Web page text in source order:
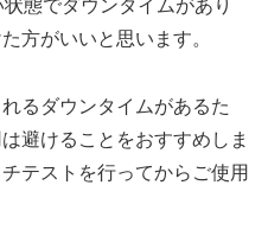
態でダウンタイムがあり
方がいいと思います。
るダウンタイムがあるた
避けることをおすすめしま
テストを行ってからご使用